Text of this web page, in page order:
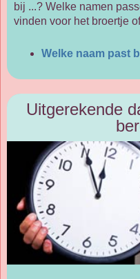
bij ...? Welke namen
vinden voor het broertje
Welke naam past
Uitgerekende